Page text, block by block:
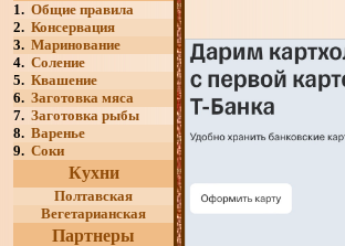
1. Общие правила
2. Консервация
3. Маринование
4. Соление
5. Квашение
6. Заготовка мяса
7. Заготовка рыбы
8. Варенье
9. Соки
Кухни
Полтавская
Вегетарианская
Партнеры